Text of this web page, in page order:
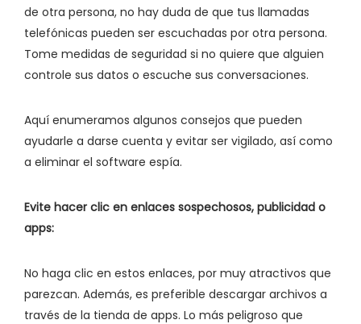
de otra persona, no hay duda de que tus llamadas
telefónicas pueden ser escuchadas por otra persona.
Tome medidas de seguridad si no quiere que alguien
controle sus datos o escuche sus conversaciones.
Aquí enumeramos algunos consejos que pueden
ayudarle a darse cuenta y evitar ser vigilado, así como
a eliminar el software espía.
Evite hacer clic en enlaces sospechosos, publicidad o
apps:
No haga clic en estos enlaces, por muy atractivos que
parezcan. Además, es preferible descargar archivos a
través de la tienda de apps. Lo más peligroso que